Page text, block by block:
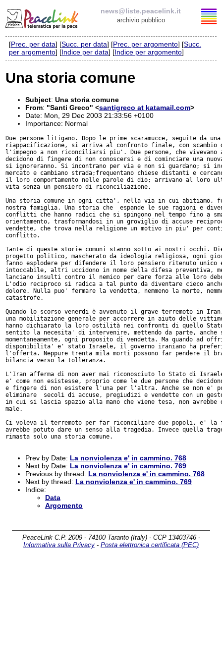
news@liste.peacelink.it
archivio pubblico
Elenco delle liste
Policy delle liste di PeaceLink
Informativa sulla privacy
Richieste di rimozione
[Prec. per data] [Succ. per data] [Prec. per argomento] [Succ.
per argomento] [Indice per data] [Indice per argomento]
Una storia comune
Subject: Una storia comune
From: "Santi Greco" <santigreco at katamail.com>
Date: Mon, 29 Dec 2003 21:33:56 +0100
Importance: Normal
Due persone litigano. Dopo le prime scaramucce, seguite da una
riappacificazione, si arriva al confronto finale, con scambio
l'impegno a non riconciliarsi piu'. Due persone, che vivevano
decidono di fingere di non conoscersi e di cominciare una
si ignoreranno. Si incontrano per via e non si guardano; si
mercato e cambiano strada;frequentano chiese distanti e
il loro comportamento nelle parole di dio; arrivano al loro
vita senza un pensiero di riconciliazione.
Una storia comune in ogni citta', nella via in cui abitiamo,
nostra famiglia. Una storia che  espande le sue ragioni e
conflitti che hanno radici che si spingono nel tempo fino a
orientamento, trasformandosi in un groviglio di accuse
vendette, che trova nella religione un motivo in piu' per
conflitto.
Tante di queste storie comuni stanno sotto ai nostri occhi.
progetto politico, mascherato da ideologia religiosa, ogni
fanno esplodere per difendere il loro pensiero ritenuto unico
intoccabile, altri uccidono in nome della difesa preventiva,
lanciano insulti contro il nemico per dare forza alle loro
L'odio reciproco si radica a tal punto da diventare cieco
dolore. Nulla puo' fermare la vendetta, nemmeno la morte,
catastrofe.
Quando lo scorso venerdi è avvenuto il grave terremoto in
una mobilitazione generale per accorrere in aiuto delle
hanno dichiarato la loro ostilità nei confronti di quello
sentito la necesita' di intervenire, mettendo da parte, anche
momentaneamente, ogni proposito di vendetta. Ma quando ad
disponibilita' e' stato Israele, il governo iraniano ha
l'offerta. Neppure trenta mila morti possono far pendere il
bilancia verso la tolleranza.
L'Iran afferma di non aver mai riconosciuto lo Stato di
e' come non esistesse, proprio come le due persone che
e fingere di non esistere l'una per l'altra. Anche se non e'
eliminare  secoli di accuse, pregiudizi e vendette con un
in cui si lascia spazio alla mano che viene tesa, non
male.
Ci voleva il terremoto per far riconciliare due popoli, e' la
avrebbe potuto dare un senso alla tragedia. Invece quella
rimasta solo una storia comune.
Prev by Date: La nonviolenza e' in cammino. 768
Next by Date: La nonviolenza e' in cammino. 769
Previous by thread: La nonviolenza e' in cammino. 768
Next by thread: La nonviolenza e' in cammino. 769
Indice:
Data
Argomento
PeaceLink C.P. 2009 - 74100 Taranto (Italy) - CCP 13403746 -
Informativa sulla Privacy - Posta elettronica certificata (PEC)